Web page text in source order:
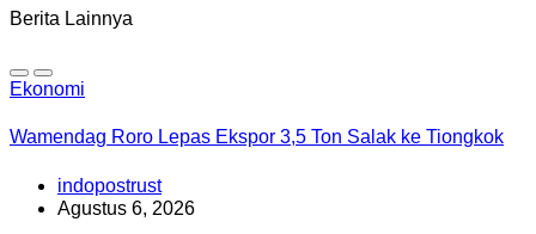
Berita Lainnya
Ekonomi
Wamendag Roro Lepas Ekspor 3,5 Ton Salak ke Tiongkok
indopostrust
Agustus 6, 2026